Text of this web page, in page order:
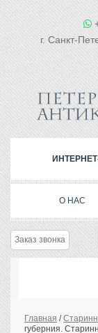
г. Санкт-
О НАС
Заказ звонка
Главная /
губерния.